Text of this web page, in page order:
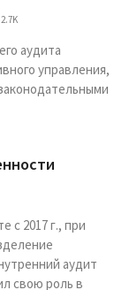
2.7K
аудита
управления,
с 2017 г., при
аудит
свою роль в